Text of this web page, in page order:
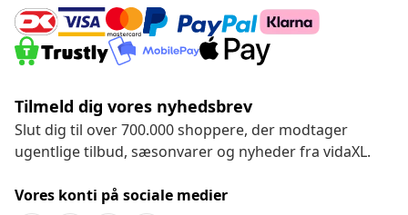
Tilmeld dig vores nyhedsbrev
Slut dig til over 700.000 shoppere, der modtager
ugentlige tilbud, sæsonvarer og nyheder fra vidaXL.
Vores konti på sociale medier